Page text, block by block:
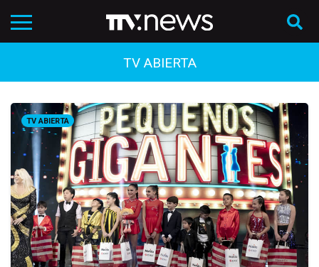
TV ABIERTA
TV ABIERTA